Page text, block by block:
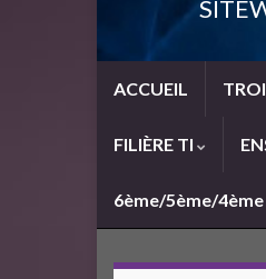
ACCUEIL
FILIÈRE TI
6ème/5ème/4ème